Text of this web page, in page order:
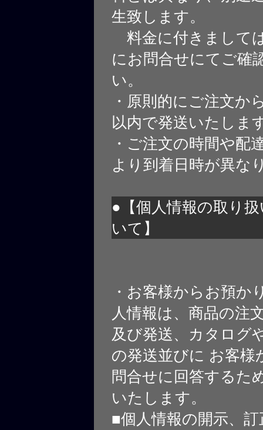
生致します。
料金に付きまして
にお問合せにてご確
い。
・原則的にご注文か
以内で発送いたしま
・ご注文の時間や配
より到着日時が異な
●【個人情報の取り
いて】
・お客様からお預か
人情報は、商品の注
及び発送、カタログ
の発送並びに お客様
問合せに回答するた
いたします。
■個人情報の開示、